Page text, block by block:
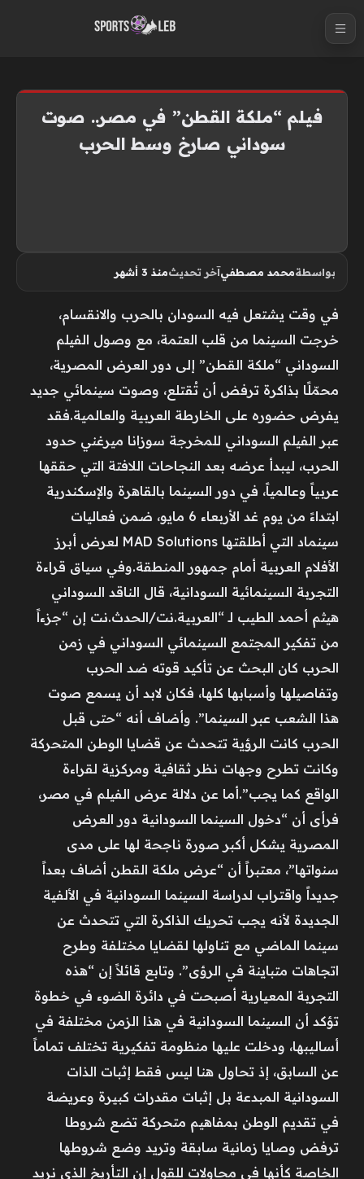
فيلم “ملكة القطن” في مصر.. صوت
سوداني صارخ وسط الحرب
بواسطةمحمد مصطفيآخر تحديثمنذ 3 أشهر
في وقت يشتعل فيه السودان بالحرب والانقسام،
خرجت السينما من قلب العتمة، مع وصول الفيلم
السوداني “ملكة القطن” إلى دور العرض المصرية،
محمّلًا بذاكرة ترفض أن تُقتلع، وصوت سينمائي جديد
يفرض حضوره على الخارطة العربية والعالمية.فقد
عبر الفيلم السوداني للمخرجة سوزانا ميرغني حدود
الحرب، ليبدأ عرضه بعد النجاحات اللافتة التي حققها
عربياً وعالمياً، في دور السينما بالقاهرة والإسكندرية
ابتداءً من يوم غد الأربعاء 6 مايو، ضمن فعاليات
سينماد التي أطلقتها MAD Solutions لعرض أبرز
الأفلام العربية أمام جمهور المنطقة.وفي سياق قراءة
التجربة السينمائية السودانية، قال الناقد السوداني
هيثم أحمد الطيب لـ “العربية.نت/الحدث.نت إن “جزءاً
من تفكير المجتمع السينمائي السوداني في زمن
الحرب كان البحث عن تأكيد قوته ضد الحرب
وتفاصيلها وأسبابها كلها، فكان لابد أن يسمع صوت
هذا الشعب عبر السينما”. وأضاف أنه “حتى قبل
الحرب كانت الرؤية تتحدث عن قضايا الوطن المتحركة
وكانت تطرح وجهات نظر ثقافية ومركزية لقراءة
الواقع كما يجب”.أما عن دلالة عرض الفيلم في مصر،
فرأى أن “دخول السينما السودانية دور العرض
المصرية يشكل أكبر صورة ناجحة لها على مدى
سنواتها”، معتبراً أن “عرض ملكة القطن أضاف بعداً
جديداً واقتراب لدراسة السينما السودانية في الألفية
الجديدة لأنه يجب تحريك الذاكرة التي تتحدث عن
سينما الماضي مع تناولها لقضايا مختلفة وطرح
اتجاهات متباينة في الرؤى”. وتابع قائلاً إن “هذه
التجربة المعيارية أصبحت في دائرة الضوء في خطوة
تؤكد أن السينما السودانية في هذا الزمن مختلفة في
أساليبها، ودخلت عليها منظومة تفكيرية تختلف تماماً
عن السابق، إذ تحاول هنا ليس فقط إثبات الذات
السودانية المبدعة بل إثبات مقدرات كبيرة وعريضة
في تقديم الوطن بمفاهيم متحركة تضع شروطا
ترفض وصايا زمانية سابقة وتريد وضع شروطها
الخاصة كأنها في محاولات للقول إن التأريخ الذي نريد